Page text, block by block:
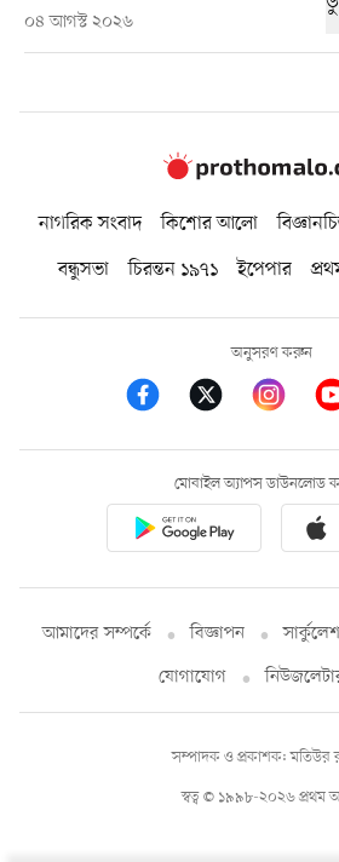
০৪ আগস্ট ২০২৬
নাগরিক সংবাদ কিশোর আলো
বন্ধুসভা
চিরন্তন ১৯৭১ ইপেপার
অনুসরণ করুন
মোবাইল অ্যাপস ডাউনলোড
আমাদের সম্পর্কে বিজ্ঞাপন
যোগাযোগ
স্বত্ব © ১৯৯৮-২০২৬ প্রথম
সম্পাদক ও প্রকাশক: মতিউর